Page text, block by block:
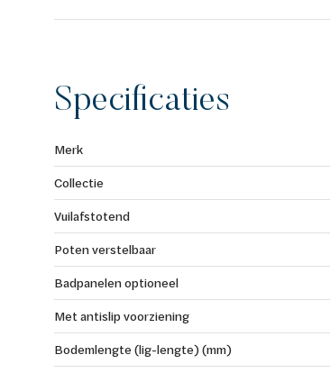
Specificaties
Merk
Collectie
Vuilafstotend
Poten verstelbaar
Badpanelen optioneel
Met antislip voorziening
Bodemlengte (lig-lengte) (mm)